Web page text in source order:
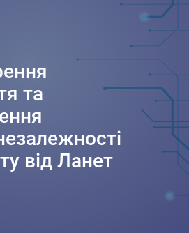
та
від Ланет